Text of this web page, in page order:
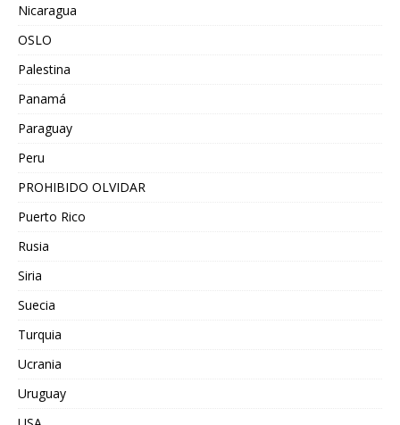
Nicaragua
OSLO
Palestina
Panamá
Paraguay
Peru
PROHIBIDO OLVIDAR
Puerto Rico
Rusia
Siria
Suecia
Turquia
Ucrania
Uruguay